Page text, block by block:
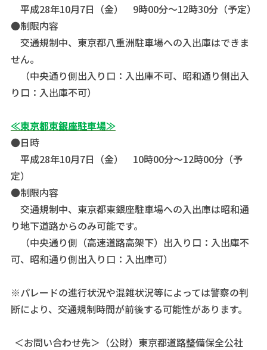
平成28年10月7日（金） 9時00分～12時30分（予定）
●制限内容
交通規制中、東京都八重洲駐車場への入出庫はできま
せん。
（中央通り側出入り口：入出庫不可、昭和通り側出入
り口：入出庫不可）
≪東京都東銀座駐車場≫
●日時
平成28年10月7日（金） 10時00分～12時00分（予
定）
●制限内容
交通規制中、東京都東銀座駐車場への入出庫は昭和通
り地下道路からのみ可能です。
（中央通り側（高速道路高架下）出入り口：入出庫不
可、昭和通り側出入り口：入出庫可）
※パレードの進行状況や混雑状況等によっては警察の判
断により、交通規制時間が前後する可能性があります。
＜お問い合わせ先＞ （公財）東京都道路整備保全公社